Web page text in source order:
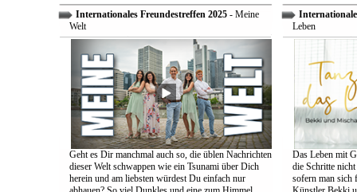
Internationales Freundestreffen 2025- Meine
Welt
Geht es Dir manchmal auch so, die üblen Nachrichten
dieser Welt schwappen wie ein Tsunami über Dich
herein und am liebsten würdest Du einfach nur
Leben
Das Leben mit
die Schritte
sofern man sich